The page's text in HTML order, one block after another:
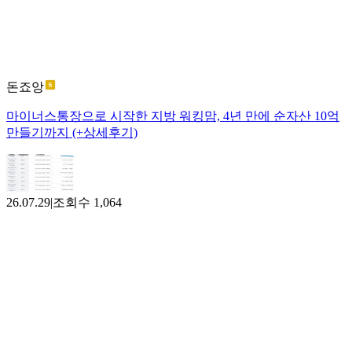
돈죠앙
마이너스통장으로 시작한 지방 워킹맘, 4년 만에 순자산 10억
만들기까지 (+상세후기)
26.07.29|조회수 1,064